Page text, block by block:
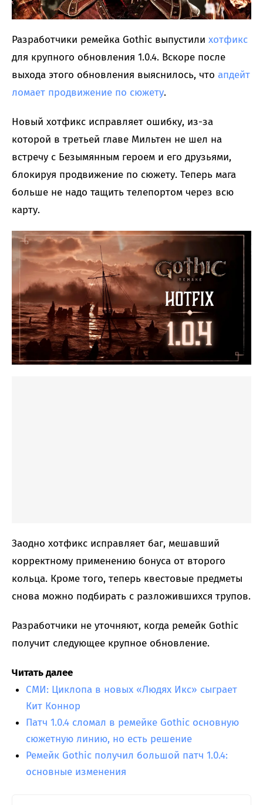
Разработчики ремейка Gothic выпустили хотфикс
для крупного обновления 1.0.4. Вскоре после
выхода этого обновления выяснилось, что апдейт
ломает продвижение по сюжету.
Новый хотфикс исправляет ошибку, из-за
которой в третьей главе Мильтен не шел на
встречу с Безымянным героем и его друзьями,
блокируя продвижение по сюжету. Теперь мага
больше не надо тащить телепортом через всю
карту.
Заодно хотфикс исправляет баг, мешавший
корректному применению бонуса от второго
кольца. Кроме того, теперь квестовые предметы
снова можно подбирать с разложившихся трупов.
Разработчики не уточняют, когда ремейк Gothic
получит следующее крупное обновление.
Читать далее
СМИ: Циклопа в новых «Людях Икс» сыграет
Кит Коннор
Патч 1.0.4 сломал в ремейке Gothic основную
сюжетную линию, но есть решение
Ремейк Gothic получил большой патч 1.0.4:
основные изменения